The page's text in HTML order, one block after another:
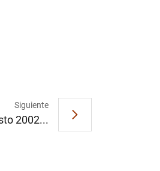
Siguiente
2002...